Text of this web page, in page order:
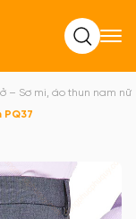
Tìm kiếm
– Sơ mi, áo thun nam nữ
PQ37